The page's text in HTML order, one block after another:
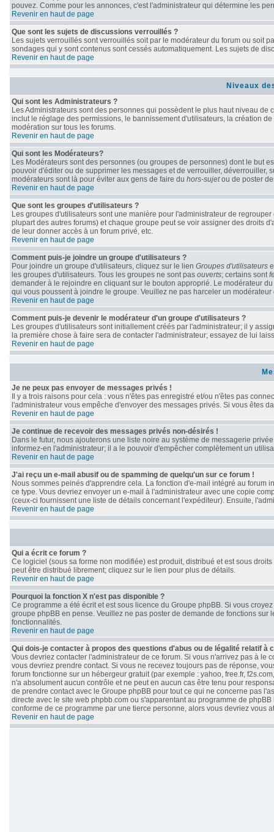
pouvez. Comme pour les annonces, c'est l'administrateur qui détermine les
Revenir en haut de page
Que sont les sujets de discussions verrouillés ?
Les sujets verrouillés sont verrouillés soit par le modérateur du forum ou soit
sondages qui y sont contenus sont cessés automatiquement. Les sujets de
Revenir en haut de page
Niveaux
Qui sont les Administrateurs ?
Les Administrateurs sont des personnes qui possèdent le plus haut niveau
inclut le réglage des permissions, le bannissement d'utilisateurs, la création
modération sur tous les forums.
Revenir en haut de page
Qui sont les Modérateurs?
Les Modérateurs sont des personnes (ou groupes de personnes) dont le but
pouvoir d'éditer ou de supprimer les messages et de verrouiller,
modérateurs sont là pour éviter aux gens de faire du hors-sujetou de poster
Revenir en haut de page
Que sont les groupes d'utilisateurs ?
Les groupes d'utilisateurs sont une manière pour l'administrateur de
plupart des autres forums) et chaque groupe peut se voir assigner des droits
de leur donner accès à un forum privé, etc.
Revenir en haut de page
Comment puis-je joindre un groupe d'utilisateurs ?
Pour joindre un groupe d'utilisateurs, cliquez sur le lien Groupes d'utilisateurs
les groupes d'utilisateurs. Tous les groupes ne sont pas ouverts; certains sont
demander à le rejoindre en cliquant sur le bouton approprié. Le modérateur
qui vous poussent à joindre le groupe. Veuillez ne pas harceler un
Revenir en haut de page
Comment puis-je devenir le modérateur d'un groupe d'utilisateurs ?
Les groupes d'utilisateurs sont initiallement créés par l'administrateur; il y
la première chose à faire sera de contacter l'administrateur; essayez de lui
Revenir en haut de page
Je ne peux pas envoyer de messages privés !
Il y a trois raisons pour cela : vous n'êtes pas enregistré et/ou n'êtes pas
l'administrateur vous empêche d'envoyer des messages privés. Si vous êtes
Revenir en haut de page
Je continue de recevoir des messages privés non-désirés !
Dans le futur, nous ajouterons une liste noire au système de messagerie
informez-en l'administrateur; il a le pouvoir d'empêcher complètement un
Revenir en haut de page
J'ai reçu un e-mail abusif ou de spamming de quelqu'un sur ce forum !
Nous sommes peinés d'apprendre cela. La fonction d'e-mail intégré au
ce type. Vous devriez envoyer un e-mail à l'administrateur avec une copie
(ceux-ci fournissent une liste de détails concernant l'expéditeur). Ensuite,
Revenir en haut de page
Qui a écrit ce forum ?
Ce logiciel (sous sa forme non modifiée) est produit, distribué et est sous
peut être distribué librement; cliquez sur le lien pour plus de détails.
Revenir en haut de page
Pourquoi la fonction X n'est pas disponible ?
Ce programme a été écrit et est sous licence du Groupe phpBB. Si vous
groupe phpBB en pense. Veuillez ne pas poster de demande de fonctions
fonctionnalités.
Revenir en haut de page
Qui dois-je contacter à propos des questions d'abus ou de légalité relatif à
Vous devriez contacter l'administrateur de ce forum. Si vous n'arrivez pas à
vous devriez prendre contact. Si vous ne recevez toujours pas de réponse,
forum fonctionne sur un hébergeur gratuit (par exemple : yahoo, free.fr,
n'a absolument aucun contrôle et ne peut en aucun cas être tenu pour
de prendre contact avec le Groupe phpBB pour tout ce qui ne concerne pas
directe avec le site web phpbb.com ou s'apparentant au programme de
conforme de ce programme par une tierce personne, alors vous devriez vous
Revenir en haut de page